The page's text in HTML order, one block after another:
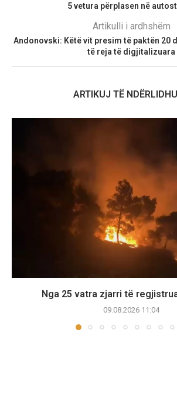
5 vetura përplasen në
Artikulli i ardhshëm
Andonovski: Këtë vit presim të paktën 20
të reja të digjitalizuara
ARTIKUJ TË
Nga 25 vatra zjarri të
09.08.2026 11:04